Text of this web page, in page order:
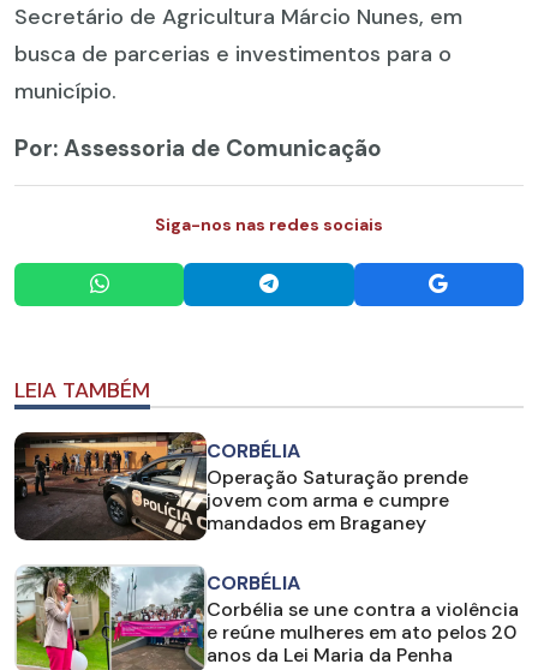
Secretário de Agricultura Márcio Nunes, em
busca de parcerias e investimentos para o
município.
Por: Assessoria de Comunicação
Siga-nos nas redes sociais
LEIA TAMBÉM
CORBÉLIA
Operação Saturação prende
jovem com arma e cumpre
mandados em Braganey
CORBÉLIA
Corbélia se une contra a violência
e reúne mulheres em ato pelos 20
anos da Lei Maria da Penha